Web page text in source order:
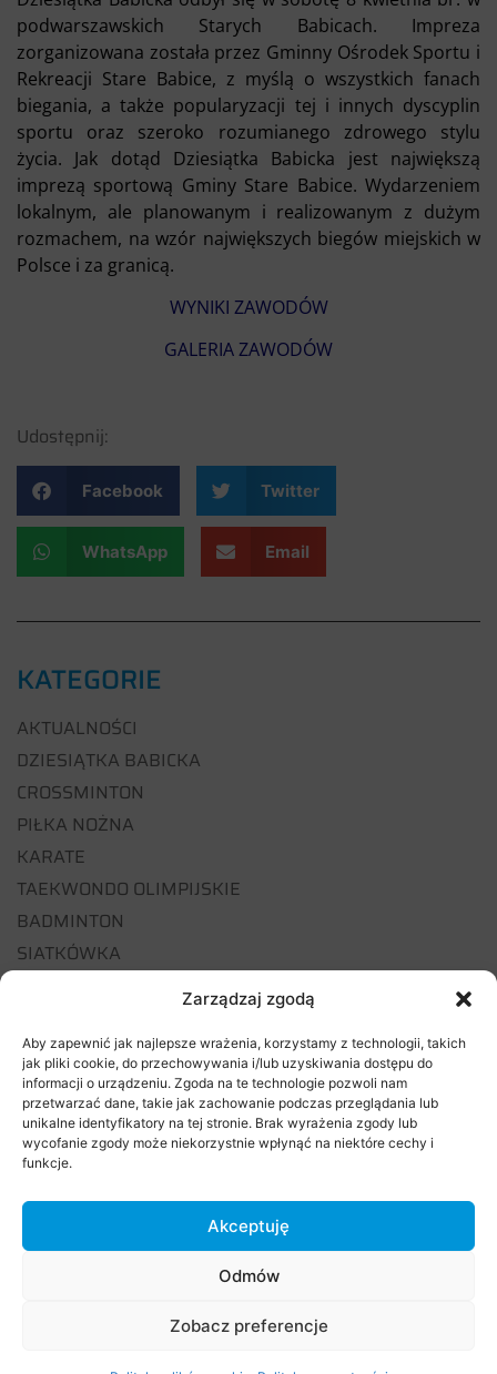
Zarządzaj zgodą
Aby zapewnić jak najlepsze wrażenia, korzystamy z technologii, takich
jak pliki cookie, do przechowywania i/lub uzyskiwania dostępu do
informacji o urządzeniu. Zgoda na te technologie pozwoli nam
przetwarzać dane, takie jak zachowanie podczas przeglądania lub
unikalne identyfikatory na tej stronie. Brak wyrażenia zgody lub
wycofanie zgody może niekorzystnie wpłynąć na niektóre cechy i
funkcje.
Akceptuję
Odmów
Zobacz preferencje
podwarszawskich Starych Babicach. Impreza
zorganizowana została przez Gminny Ośrodek Sportu i
Rekreacji Stare Babice, z myślą o wszystkich fanach
biegania, a także popularyzacji tej i innych dyscyplin
sportu oraz szeroko rozumianego zdrowego stylu
życia. Jak dotąd Dziesiątka Babicka jest największą
imprezą sportową Gminy Stare Babice. Wydarzeniem
lokalnym, ale planowanym i realizowanym z dużym
rozmachem, na wzór największych biegów miejskich w
Polsce i za granicą.
WYNIKI ZAWODÓW
GALERIA ZAWODÓW
Udostępnij:
Facebook Twitter
WhatsApp Email
KATEGORIE
AKTUALNOŚCI
DZIESIĄTKA BABICKA
CROSSMINTON
PIŁKA NOŻNA
KARATE
TAEKWONDO OLIMPIJSKIE
BADMINTON
SIATKÓWKA
PARTNERZY:
AKADEMIA JUDO KLUB SPORTOWY
AKROSFERA
ANOYA SQUASH
BIBLIOTEKA PUBLICZNA GMINY STARE BABICE
CENTRUM MISJI AFRYKAŃSKICH
CROSS TEAM STARE BABICE
CROSSMINTON POLSKA